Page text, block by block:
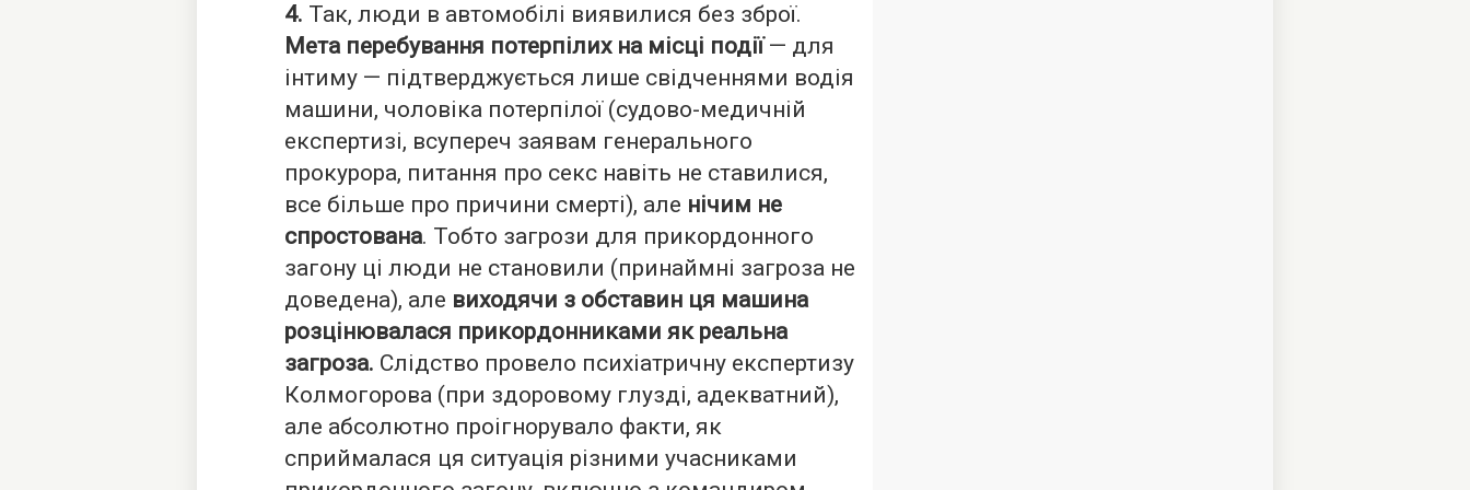
4. Так, люди в автомобілі виявилися без зброї.
Мета перебування потерпілих на місці події— для
інтиму — підтверджується лише свідченнями водія
машини, чоловіка потерпілої (судово-медичній
експертизі, всупереч заявам генерального
прокурора, питання про секс навіть не ставилися,
все більше про причини смерті), але нічим не
спростована. Тобто загрози для прикордонного
загону ці люди не становили (принаймні загроза не
доведена), але виходячи з обставин ця машина
розцінювалася прикордонниками як реальна
загроза. Слідство провело психіатричну експертизу
Колмогорова (при здоровому глузді, адекватний),
але абсолютно проігнорувало факти, як
сприймалася ця ситуація різними учасниками